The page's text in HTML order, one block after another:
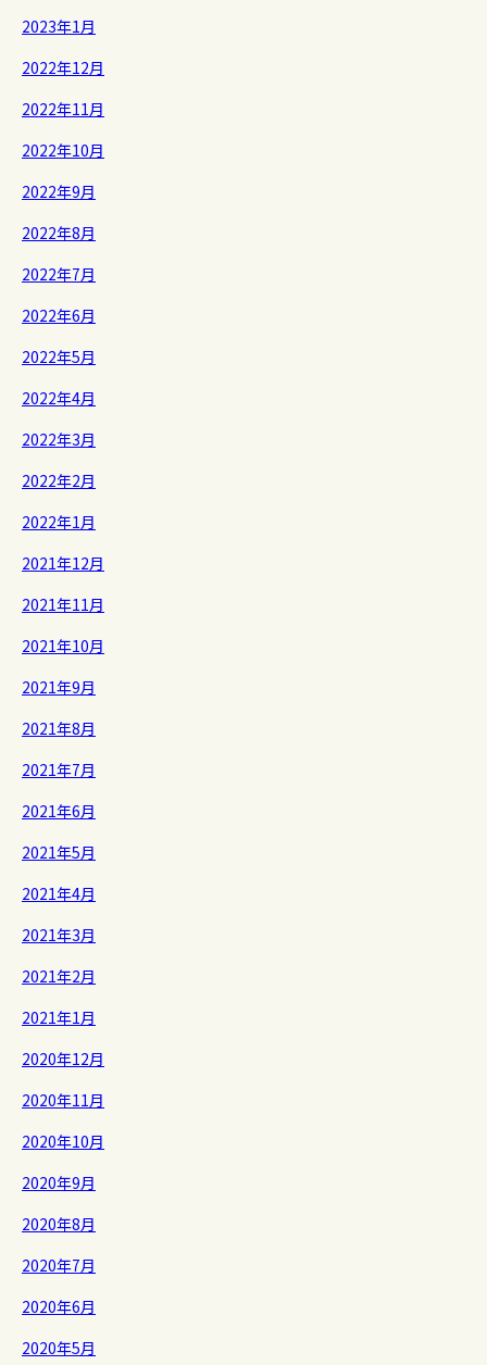
2023年1月
2022年12月
2022年11月
2022年10月
2022年9月
2022年8月
2022年7月
2022年6月
2022年5月
2022年4月
2022年3月
2022年2月
2022年1月
2021年12月
2021年11月
2021年10月
2021年9月
2021年8月
2021年7月
2021年6月
2021年5月
2021年4月
2021年3月
2021年2月
2021年1月
2020年12月
2020年11月
2020年10月
2020年9月
2020年8月
2020年7月
2020年6月
2020年5月